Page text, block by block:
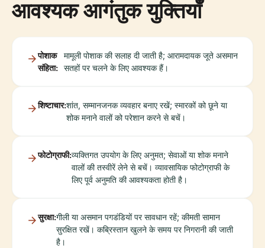
आवश्यक आगंतुक युक्तियाँ
पोशाक
संहिता:
मामूली पोशाक की सलाह दी जाती है; आरामदायक जूते असमान
सतहों पर चलने के लिए आवश्यक हैं।
शिष्टाचार:शांत, सम्मानजनक व्यवहार बनाए रखें; स्मारकों को छूने या
शोक मनाने वालों को परेशान करने से बचें।
फोटोग्राफी:व्यक्तिगत उपयोग के लिए अनुमत; सेवाओं या शोक मनाने
वालों की तस्वीरें लेने से बचें। व्यावसायिक फोटोग्राफी के
लिए पूर्व अनुमति की आवश्यकता होती है।
सुरक्षा:गीली या असमान पगडंडियों पर सावधान रहें; कीमती सामान
सुरक्षित रखें। कब्रिस्तान खुलने के समय पर निगरानी की जाती
है।